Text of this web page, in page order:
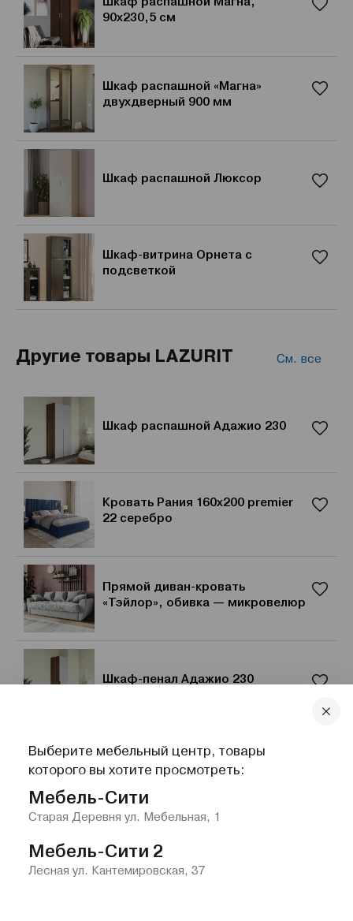
90x230,5 см
Шкаф распашной «Магна»
двухдверный 900 мм
Шкаф распашной Люксор
Шкаф-витрина Орнета с
подсветкой
Другие товары LAZURIT См. все
Шкаф распашной Адажио 230
Кровать Рания 160x200 premier
22 серебро
Прямой диван-кровать
«Тэйлор», обивка — микровелюр
Шкаф-пенал Адажио 230
Выберите мебельный центр, товары
которого вы хотите просмотреть:
Мебель-Сити
Старая Деревня ул. Мебельная, 1
Мебель-Сити 2
Лесная ул. Кантемировская, 37